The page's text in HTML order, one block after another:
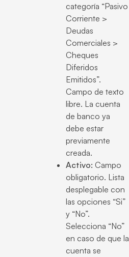
categoría “Pasivo
Corriente >
Deudas
Comerciales >
Cheques
Diferidos
Emitidos”.
Campo de texto
libre. La cuenta
de banco ya
debe estar
previamente
creada.
Activo: Campo
obligatorio. Lista
desplegable con
las opciones “Si”
y “No”.
Selecciona “No”
en caso de que la
cuenta se